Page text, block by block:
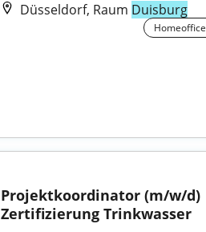
Düsseldorf, Raum Duisburg
Homeoffice
Projektkoordinator (m/w/d)
Zertifizierung Trinkwasser